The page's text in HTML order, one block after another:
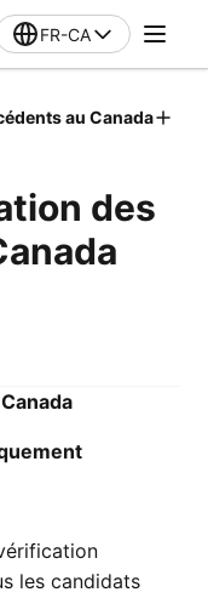
FR-CA
au Canada
des
les candidats